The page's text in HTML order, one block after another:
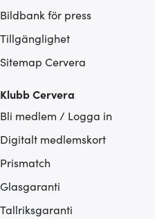
Bildbank för press
Tillgänglighet
Sitemap Cervera
Klubb Cervera
Bli medlem / Logga in
Digitalt medlemskort
Prismatch
Glasgaranti
Tallriksgaranti